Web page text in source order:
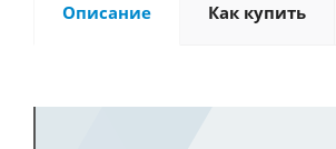
Описание Как купить